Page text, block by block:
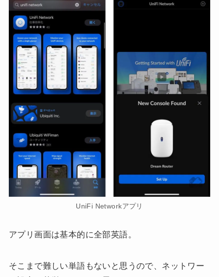
UniFi Networkアプリ
アプリ画面は基本的に全部英語。
そこまで難しい単語もないと思うので、ネットワー